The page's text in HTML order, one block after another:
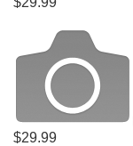
$29.99